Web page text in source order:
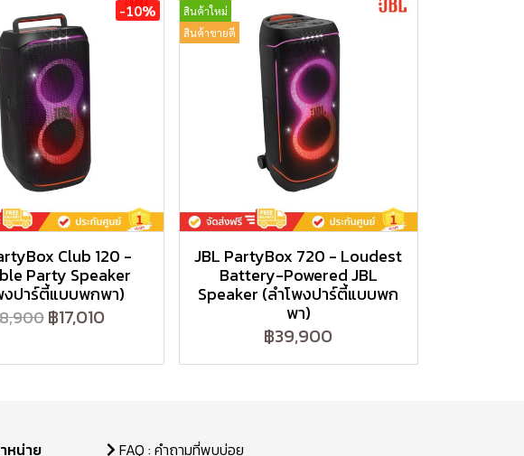
-10%
Club 120 -
Party Speaker
งปาร์ตี้แบบพกพา)
฿17,010
สินค้าใหม่
สินค้าขายดี
JBL PartyBox 720 - Loudest
Battery-Powered JBL
Speaker (ลำโพงปาร์ตี้แบบพก
พา)
฿39,900
หน่าย FAQ : คำถามที่พบบ่อย